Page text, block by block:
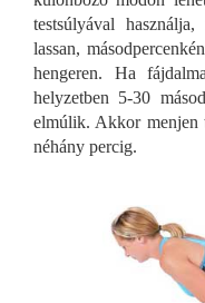
testsúlyával
lassan,
hengeren. Ha
helyzetben 5-30
elmúlik. Akkor menjen
néhány percig.